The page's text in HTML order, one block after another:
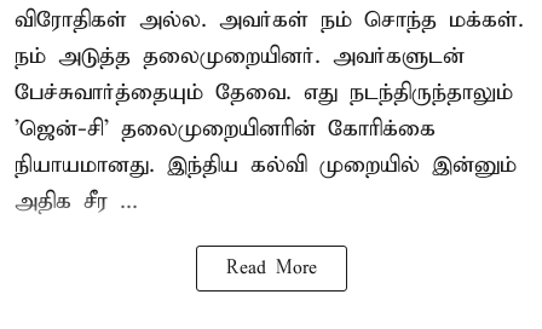
விரோதிகள் அல்ல. அவர்கள் நம் சொந்த மக்கள்.
நம் அடுத்த தலைமுறையினர். அவர்களுடன்
பேச்சுவார்த்தையும் தேவை. எது நடந்திருந்தாலும்
'ஜென்-சி' தலைமுறையினரின் கோரிக்கை
நியாயமானது. இந்திய கல்வி முறையில் இன்னும்
அதிக சீர ...
Read More